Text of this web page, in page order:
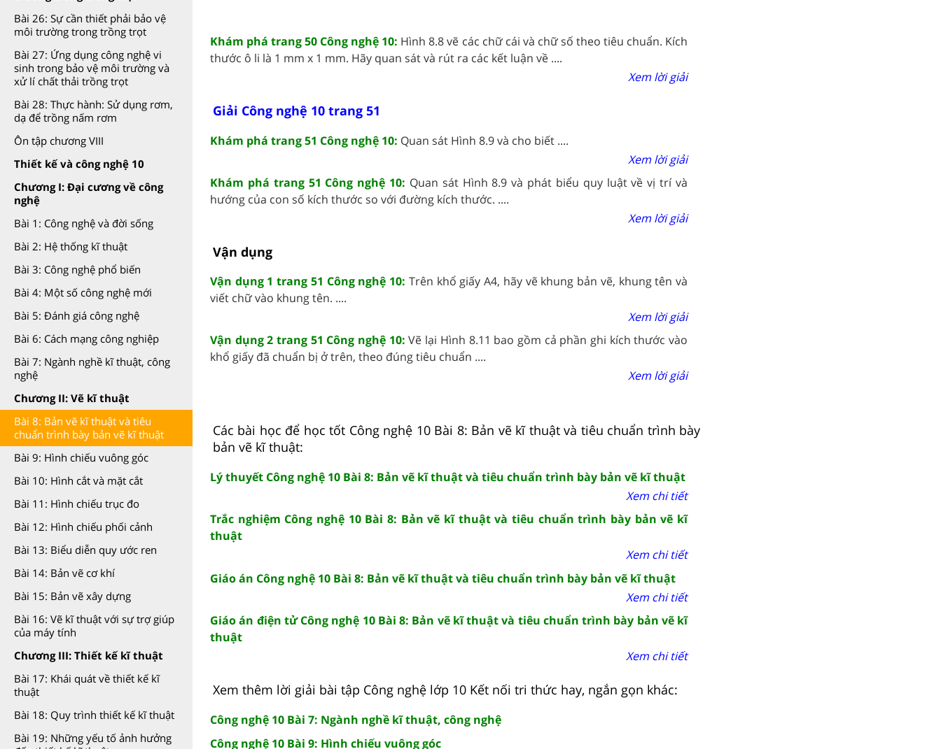
Bài 26: Sự cần thiết phải bảo vệ
môi trường trong trồng trọt
Bài 27: Ứng dụng công nghệ vi
sinh trong bảo vệ môi trường và
xử lí chất thải trồng trọt
Bài 28: Thực hành: Sử dụng rơm,
dạ để trồng nấm rơm
Ôn tập chương VIII
Thiết kế và công nghệ 10
Chương I: Đại cương về công
nghệ
Bài 1: Công nghệ và đời sống
Bài 2: Hệ thống kĩ thuật
Bài 3: Công nghệ phổ biến
Bài 4: Một số công nghệ mới
Bài 5: Đánh giá công nghệ
Bài 6: Cách mạng công nghiệp
Bài 7: Ngành nghề kĩ thuật, công
nghệ
Chương II: Vẽ kĩ thuật
Bài 8: Bản vẽ kĩ thuật và tiêu
chuẩn trình bày bản vẽ kĩ thuật
Bài 9: Hình chiếu vuông góc
Bài 10: Hình cắt và mặt cắt
Bài 11: Hình chiếu trục đo
Bài 12: Hình chiếu phối cảnh
Bài 13: Biểu diễn quy ước ren
Bài 14: Bản vẽ cơ khí
Bài 15: Bản vẽ xây dựng
Bài 16: Vẽ kĩ thuật với sự trợ giúp
của máy tính
Chương III: Thiết kế kĩ thuật
Bài 17: Khái quát về thiết kế kĩ
thuật
Bài 18: Quy trình thiết kế kĩ thuật
Bài 19: Những yếu tố ảnh hưởng
Khám phá trang 50 Công nghệ 10: Hình 8.8 vẽ các chữ cái và chữ số theo tiêu chuẩn. Kích
thước ô li là 1 mm x 1 mm. Hãy quan sát và rút ra các kết luận về ....
Xem lời giải
Giải Công nghệ 10 trang 51
Khám phá trang 51 Công nghệ 10: Quan sát Hình 8.9 và cho biết ....
Xem lời giải
Khám phá trang 51 Công nghệ 10: Quan sát Hình 8.9 và phát biểu quy luật về vị trí và
hướng của con số kích thước so với đường kích thước. ....
Xem lời giải
Vận dụng
Vận dụng 1 trang 51 Công nghệ 10: Trên khổ giấy A4, hãy vẽ khung bản vẽ, khung tên và
viết chữ vào khung tên. ....
Xem lời giải
Vận dụng 2 trang 51 Công nghệ 10: Vẽ lại Hình 8.11 bao gồm cả phần ghi kích thước vào
khổ giấy đã chuẩn bị ở trên, theo đúng tiêu chuẩn ....
Xem lời giải
Các bài học để học tốt Công nghệ 10 Bài 8: Bản vẽ kĩ thuật và tiêu chuẩn trình bày
bản vẽ kĩ thuật:
Lý thuyết Công nghệ 10 Bài 8: Bản vẽ kĩ thuật và tiêu chuẩn trình bày bản vẽ kĩ thuật
Xem chi tiết
Trắc nghiệm Công nghệ 10 Bài 8: Bản vẽ kĩ thuật và tiêu chuẩn trình bày bản vẽ kĩ
thuật
Xem chi tiết
Giáo án Công nghệ 10 Bài 8: Bản vẽ kĩ thuật và tiêu chuẩn trình bày bản vẽ kĩ thuật
Xem chi tiết
Giáo án điện tử Công nghệ 10 Bài 8: Bản vẽ kĩ thuật và tiêu chuẩn trình bày bản vẽ kĩ
thuật
Xem chi tiết
Xem thêm lời giải bài tập Công nghệ lớp 10 Kết nối tri thức hay, ngắn gọn khác:
Công nghệ 10 Bài 7: Ngành nghề kĩ thuật, công nghệ
Công nghệ 10 Bài 9: Hình chiếu vuông góc